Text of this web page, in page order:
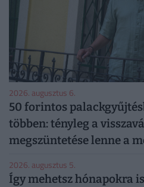
2026. augusztus 6.
50 forintos
többen: tényleg a
megszüntetése lenne a
2026. augusztus 5.
Így mehetsz hónapokra